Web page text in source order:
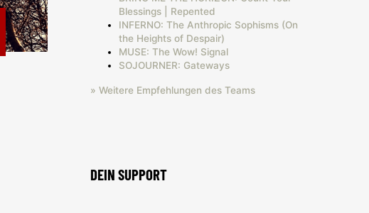
Blessings | Repented
INFERNO: The Anthropic Sophisms (On
the Heights of Despair)
MUSE: The Wow! Signal
SOJOURNER: Gateways
» Weitere Empfehlungen des Teams
DEIN SUPPORT